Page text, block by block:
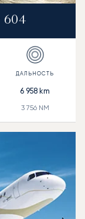
604
6 958 km
3 756NM